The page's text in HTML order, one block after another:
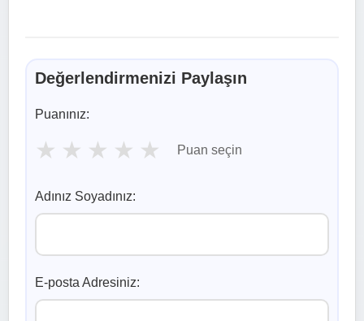
Değerlendirmenizi Paylaşın
Puanınız:
★ ★ ★ ★ ★ Puan seçin
Adınız Soyadınız:
E-posta Adresiniz: